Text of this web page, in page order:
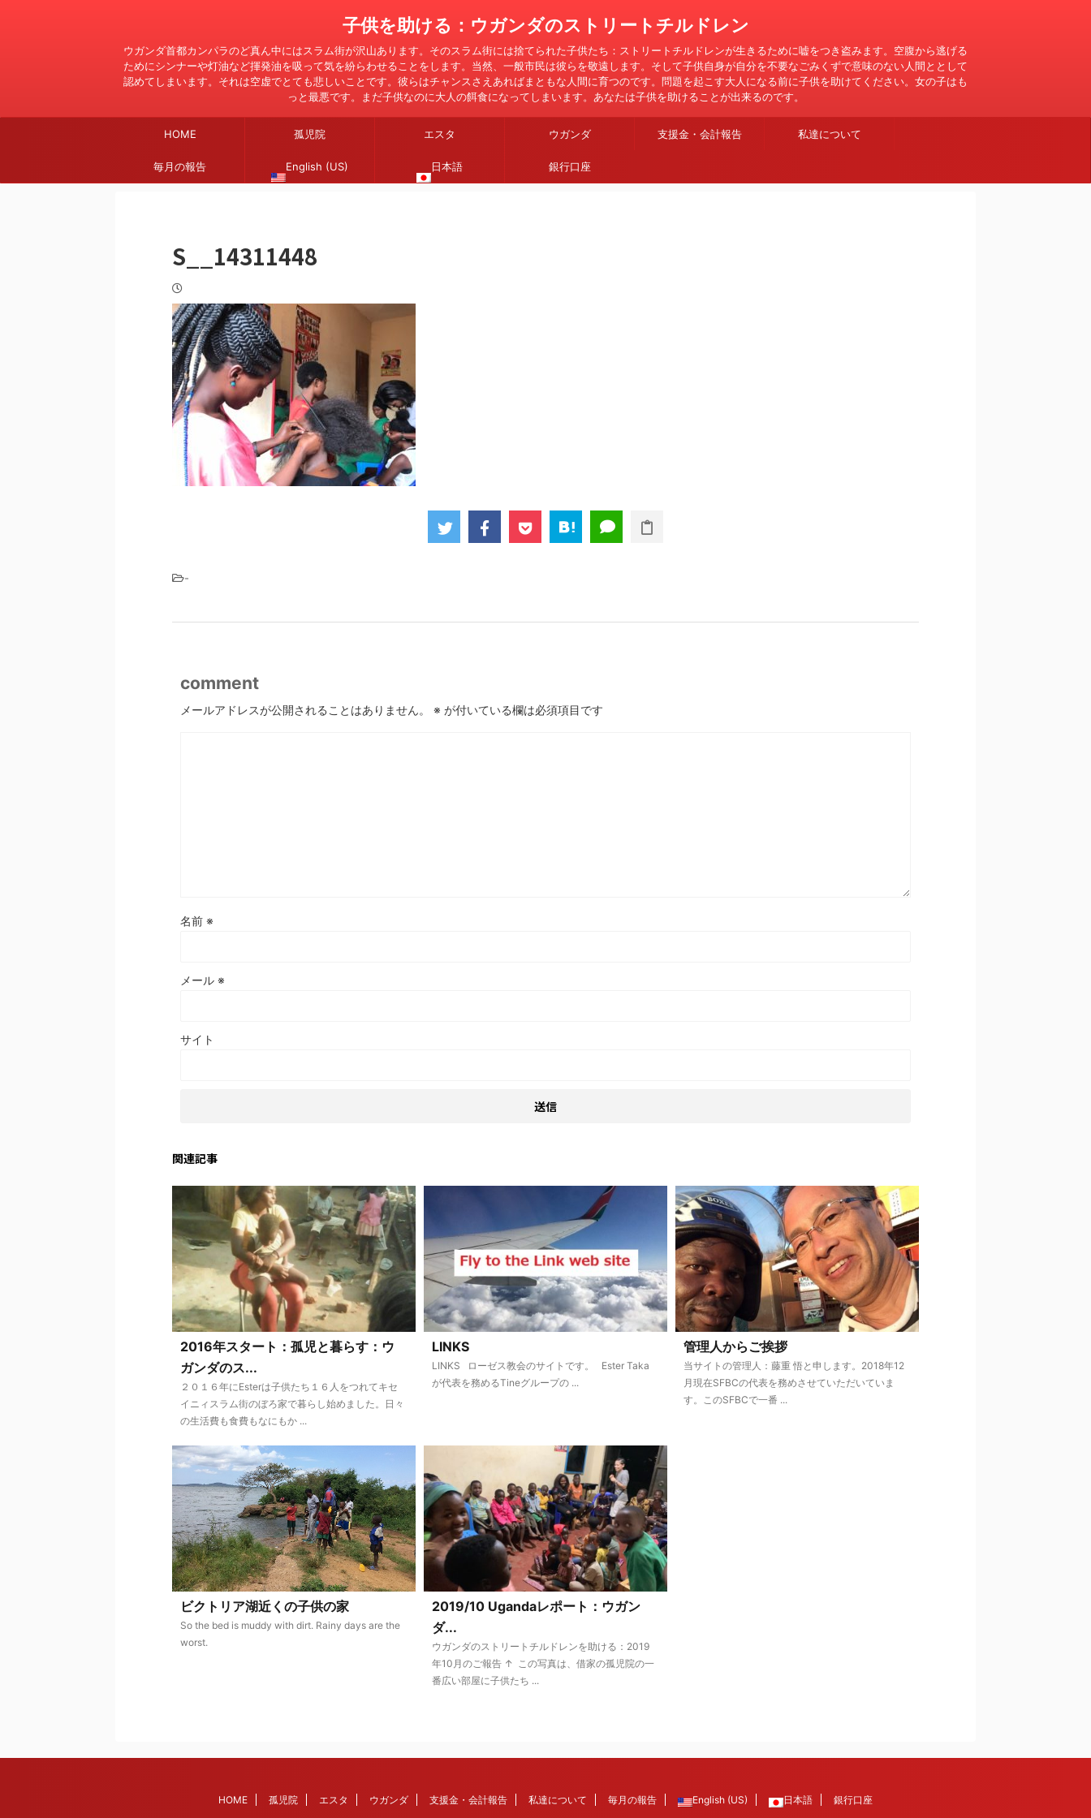
子供を助ける：ウガンダのストリートチルドレン
ウガンダ首都カンパラのど真ん中にはスラム街が沢山あります。そのスラム街には捨てられた子供たち：ストリートチルドレンが生きるために嘘をつき盗みます。空腹から逃げる
ためにシンナーや灯油など揮発油を吸って気を紛らわせることをします。当然、一般市民は彼らを敬遠します。そして子供自身が自分を不要なごみくずで意味のない人間ととして
認めてしまいます。それは空虚でとても悲しいことです。彼らはチャンスさえあればまともな人間に育つのです。問題を起こす大人になる前に子供を助けてください。女の子はも
っと最悪です。まだ子供なのに大人の餌食になってしまいます。あなたは子供を助けることが出来るのです。
HOME 孤児院 エスタ ウガンダ 支援金・会計報告 私達について
毎月の報告 English (US) 日本語 銀行口座
S__14311448
-
comment
メールアドレスが公開されることはありません。 ※ が付いている欄は必須項目です
名前 ※
メール ※
サイト
関連記事
2016年スタート：孤児と暮らす：ウ
ガンダのス...
２０１６年にEsterは子供たち１６人をつれてキセ
イニィスラム街のぼろ家で暮らし始めました。日々
の生活費も食費もなにもか ...
LINKS
LINKS ローゼス教会のサイトです。 Ester Taka
が代表を務めるTineグループの ...
管理人からご挨拶
当サイトの管理人：藤重 悟と申します。2018年12
月現在SFBCの代表を務めさせていただいていま
す。このSFBCで一番 ...
ビクトリア湖近くの子供の家
So the bed is muddy with dirt. Rainy days are the
worst.
2019/10 Ugandaレポート：ウガン
ダ...
ウガンダのストリートチルドレンを助ける：2019
年10月のご報告 ↑ この写真は、借家の孤児院の一
番広い部屋に子供たち ...
HOME 孤児院 エスタ ウガンダ 支援金・会計報告 私達について 毎月の報告 English (US) 日本語 銀行口座